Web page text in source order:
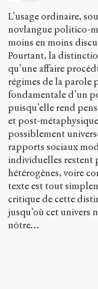
r
g
/
a
t
i
c
e
s
/
3
2
/
Copier la
référence
Chicago
Copier la
L’usage ordinaire,
novlangue politico-
moins en moins
Pourtant, la
qu’une affaire
régimes de la parole
fondamentale d’un
puisqu’elle rend
et post-
possiblement
rapports sociaux
individuelles restent
hétérogènes, voire
texte est tout
critique de cette
jusqu’où cet univers
nôtre…